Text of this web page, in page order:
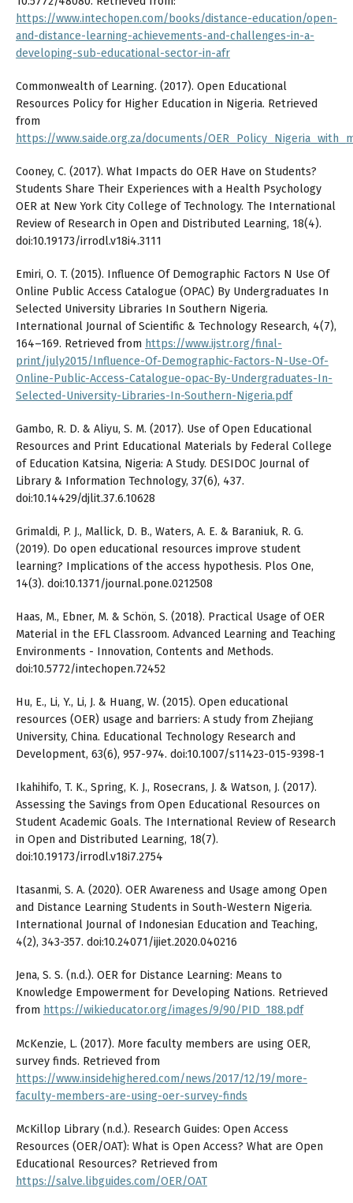
https://www.intechopen.com/books/distance-education/open-
and-distance-learning-achievements-and-challenges-in-a-
developing-sub-educational-sector-in-afr
Commonwealth of Learning. (2017). Open Educational
Resources Policy for Higher Education in Nigeria. Retrieved
from
https://www.saide.org.za/documents/
Cooney, C. (2017). What Impacts do OER Have on Students?
Students Share Their Experiences with a Health Psychology
OER at New York City College of Technology. The International
Review of Research in Open and Distributed Learning, 18(4).
doi:10.19173/irrodl.v18i4.3111
Emiri, O. T. (2015). Influence Of Demographic Factors N Use Of
Online Public Access Catalogue (OPAC) By Undergraduates In
Selected University Libraries In Southern Nigeria.
International Journal of Scientific & Technology Research, 4(7),
164–169. Retrieved from https://www.ijstr.org/final-
print/july2015/Influence-Of-Demographic-Factors-N-Use-Of-
Online-Public-Access-Catalogue-opac-By-Undergraduates-In-
Selected-University-Libraries-In-Southern-Nigeria.pdf
Gambo, R. D. & Aliyu, S. M. (2017). Use of Open Educational
Resources and Print Educational Materials by Federal College
of Education Katsina, Nigeria: A Study. DESIDOC Journal of
Library & Information Technology, 37(6), 437.
doi:10.14429/djlit.37.6.10628
Grimaldi, P. J., Mallick, D. B., Waters, A. E. & Baraniuk, R. G.
(2019). Do open educational resources improve student
learning? Implications of the access hypothesis. Plos One,
14(3). doi:10.1371/journal.pone.0212508
Haas, M., Ebner, M. & Schön, S. (2018). Practical Usage of OER
Material in the EFL Classroom. Advanced Learning and Teaching
Environments - Innovation, Contents and Methods.
doi:10.5772/intechopen.72452
Hu, E., Li, Y., Li, J. & Huang, W. (2015). Open educational
resources (OER) usage and barriers: A study from Zhejiang
University, China. Educational Technology Research and
Development, 63(6), 957-974. doi:10.1007/s11423-015-9398-1
Ikahihifo, T. K., Spring, K. J., Rosecrans, J. & Watson, J. (2017).
Assessing the Savings from Open Educational Resources on
Student Academic Goals. The International Review of Research
in Open and Distributed Learning, 18(7).
doi:10.19173/irrodl.v18i7.2754
Itasanmi, S. A. (2020). OER Awareness and Usage among Open
and Distance Learning Students in South-Western Nigeria.
International Journal of Indonesian Education and Teaching,
4(2), 343-357. doi:10.24071/ijiet.2020.040216
Jena, S. S. (n.d.). OER for Distance Learning: Means to
Knowledge Empowerment for Developing Nations. Retrieved
from https://wikieducator.org/images/9/90/PID_188.pdf
McKenzie, L. (2017). More faculty members are using OER,
survey finds. Retrieved from
https://www.insidehighered.com/news/2017/12/19/more-
faculty-members-are-using-oer-survey-finds
McKillop Library (n.d.). Research Guides: Open Access
Resources (OER/OAT): What is Open Access? What are Open
Educational Resources? Retrieved from
https://salve.libguides.com/OER/OAT